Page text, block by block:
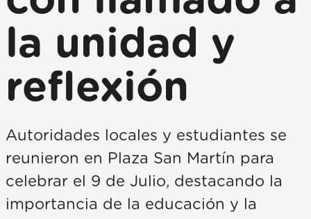
la unidad y
reflexión
Autoridades locales y estudiantes se
reunieron en Plaza San Martín para
celebrar el 9 de Julio, destacando la
importancia de la educación y la